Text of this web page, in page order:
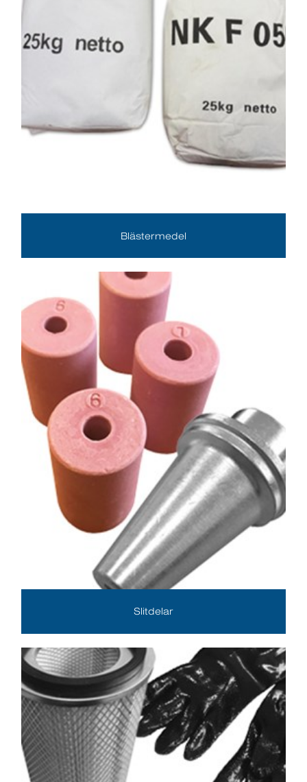
Blästermedel
Slitdelar